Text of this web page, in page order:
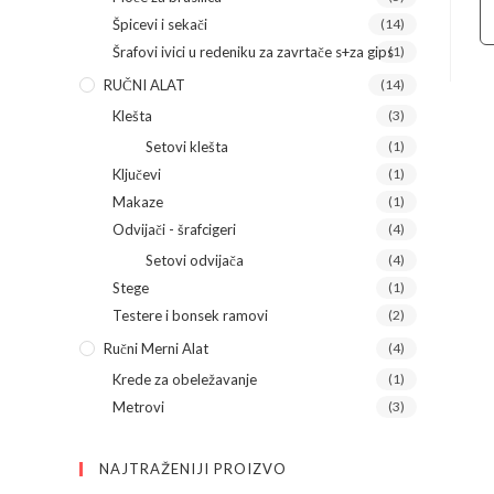
Špicevi i sekači (14)
Šrafovi ivici u redeniku za zavrtače s+za gips(1)
RUČNI ALAT (14)
Klešta (3)
Setovi klešta (1)
Ključevi (1)
Makaze (1)
Odvijači - šrafcigeri (4)
Setovi odvijača (4)
Stege (1)
Testere i bonsek ramovi (2)
Ručni Merni Alat (4)
Krede za obeležavanje (1)
Metrovi (3)
NAJTRAŽENIJI PROIZVO